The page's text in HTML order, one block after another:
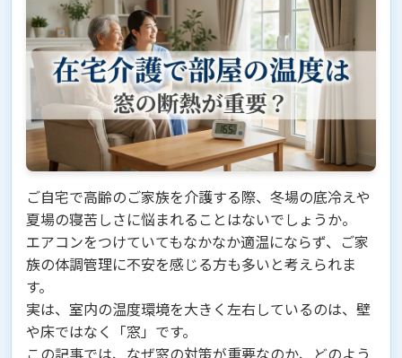
ご自宅で高齢のご家族を介護する際、冬場の底冷えや
夏場の寝苦しさに悩まれることはないでしょうか。
エアコンをつけていてもなかなか適温にならず、ご家
族の体調管理に不安を感じる方も多いと考えられま
す。
実は、室内の温度環境を大きく左右しているのは、壁
や床ではなく「窓」です。
この記事では、なぜ窓の対策が重要なのか、どのよう